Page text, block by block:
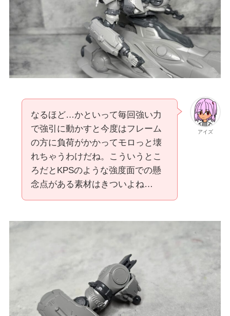
アイズ
なるほど…かといって毎回強い力
で強引に動かすと今度はフレーム
の方に負荷がかかってモロっと壊
れちゃうわけだね。こういうとこ
ろだとKPSのような強度面での懸
念点がある素材はきついよね…